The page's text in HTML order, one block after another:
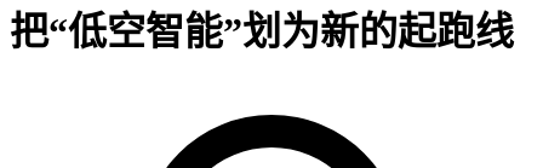
把“低空智能”划为新的起跑线